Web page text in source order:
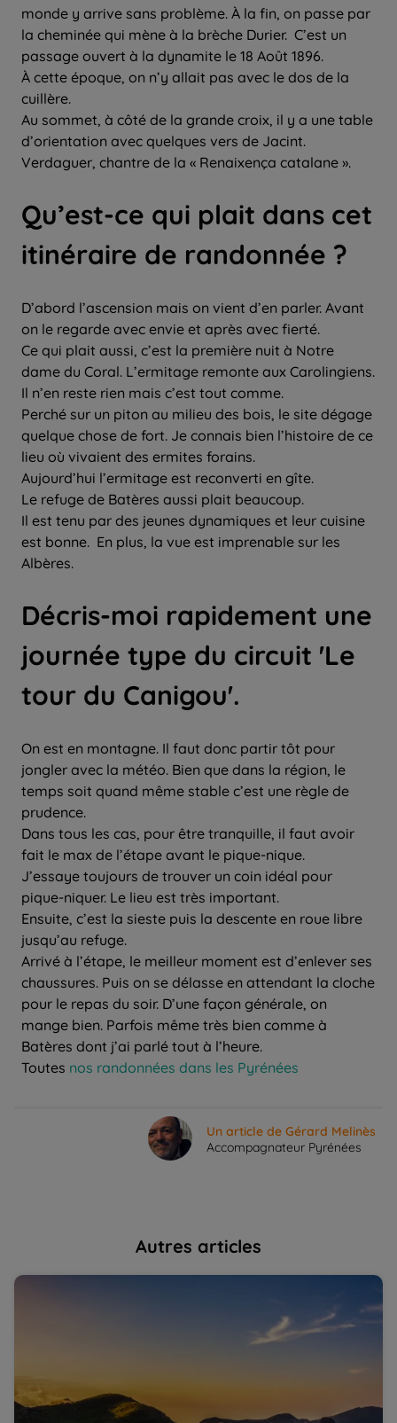
monde y arrive sans problème. À la fin, on passe par
la cheminée qui mène à la brèche Durier. C’est un
passage ouvert à la dynamite le 18 Août 1896.
À cette époque, on n’y allait pas avec le dos de la
cuillère.
Au sommet, à côté de la grande croix, il y a une table
d’orientation avec quelques vers de Jacint.
Verdaguer, chantre de la « Renaixença catalane ».
Qu’est-ce qui plait dans cet
itinéraire de randonnée ?
D’abord l’ascension mais on vient d’en parler. Avant
on le regarde avec envie et après avec fierté.
Ce qui plait aussi, c’est la première nuit à Notre
dame du Coral. L’ermitage remonte aux Carolingiens.
Il n’en reste rien mais c’est tout comme.
Perché sur un piton au milieu des bois, le site dégage
quelque chose de fort. Je connais bien l’histoire de ce
lieu où vivaient des ermites forains.
Aujourd’hui l’ermitage est reconverti en gîte.
Le refuge de Batères aussi plait beaucoup.
Il est tenu par des jeunes dynamiques et leur cuisine
est bonne. En plus, la vue est imprenable sur les
Albères.
Décris-moi rapidement une
journée type du circuit 'Le
tour du Canigou'.
On est en montagne. Il faut donc partir tôt pour
jongler avec la météo. Bien que dans la région, le
temps soit quand même stable c’est une règle de
prudence.
Dans tous les cas, pour être tranquille, il faut avoir
fait le max de l’étape avant le pique-nique.
J’essaye toujours de trouver un coin idéal pour
pique-niquer. Le lieu est très important.
Ensuite, c’est la sieste puis la descente en roue libre
jusqu’au refuge.
Arrivé à l’étape, le meilleur moment est d’enlever ses
chaussures. Puis on se délasse en attendant la cloche
pour le repas du soir. D’une façon générale, on
mange bien. Parfois même très bien comme à
Batères dont j’ai parlé tout à l’heure.
Toutes nos randonnées dans les Pyrénées
Un article de Gérard Melinès
Accompagnateur Pyrénées
Autres articles
10 raisons de visiter les Pyrénées | La Balaguère